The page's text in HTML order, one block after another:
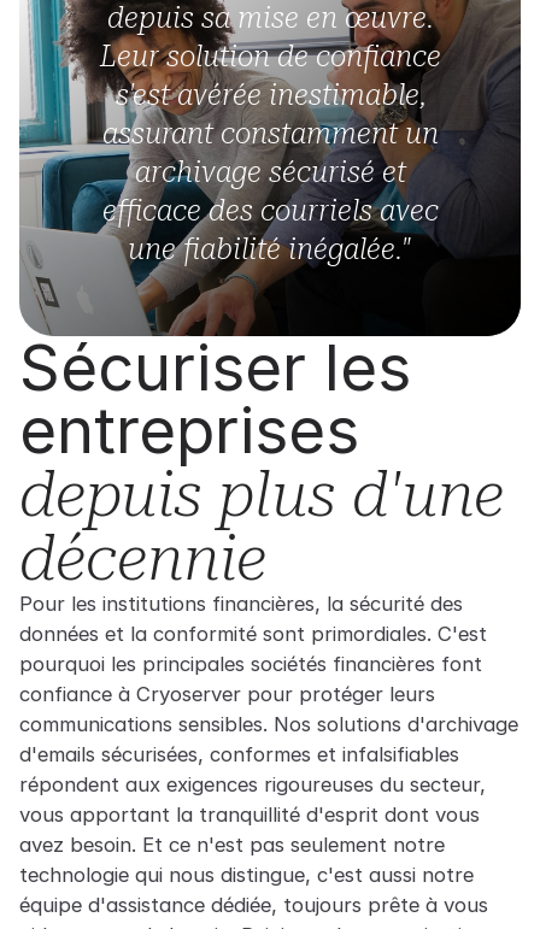
Sécuriser les
entreprises
depuis plus d'une
décennie
Pour les institutions financières, la sécurité des
données et la conformité sont primordiales. C'est
pourquoi les principales sociétés financières font
confiance à Cryoserver pour protéger leurs
communications sensibles. Nos solutions d'archivage
d'emails sécurisées, conformes et infalsifiables
répondent aux exigences rigoureuses du secteur,
vous apportant la tranquillité d'esprit dont vous
avez besoin. Et ce n'est pas seulement notre
technologie qui nous distingue, c'est aussi notre
équipe d'assistance dédiée, toujours prête à vous
depuis sa mise en œuvre.
Leur solution de confiance
s'est avérée inestimable,
assurant constamment un
archivage sécurisé et
efficace des courriels avec
une fiabilité inégalée."